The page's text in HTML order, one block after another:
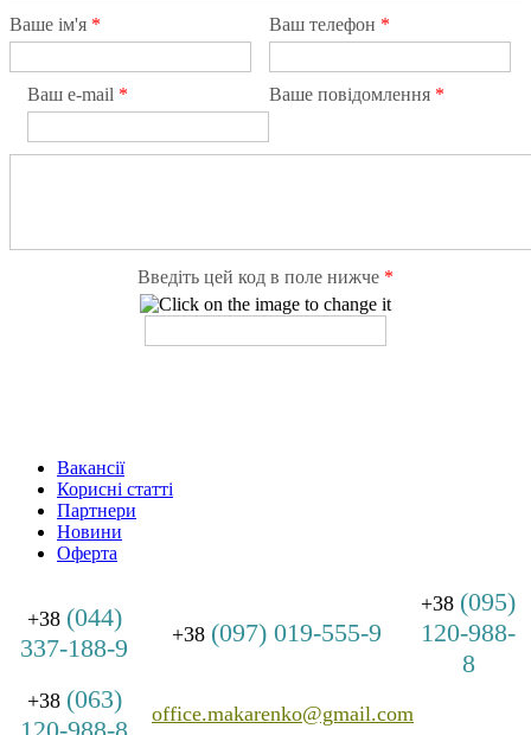
Ваше ім'я * Ваш телефон *
Ваш e-mail * Ваше повідомлення *
Введіть цей код в поле нижче *
Вакансії
Корисні статті
Партнери
Новини
Оферта
+38 (044)
337-188-9
+38 (097) 019-555-9
+38 (095)
120-988-
8
+38 (063)
office.makarenko@gmail.com